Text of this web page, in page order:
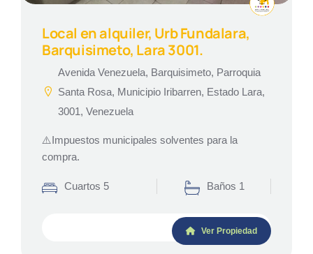
Local en alquiler, Urb Fundalara,
Barquisimeto, Lara 3001.
Avenida Venezuela, Barquisimeto, Parroquia
Santa Rosa, Municipio Iribarren, Estado Lara,
3001, Venezuela
⚠️Impuestos municipales solventes para la
compra.
Cuartos 5 Baños 1
Ver Propiedad